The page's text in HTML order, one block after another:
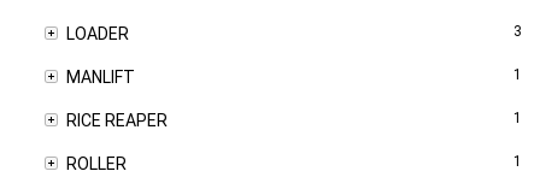
LOADER 3
MANLIFT 1
RICE REAPER 1
ROLLER 1